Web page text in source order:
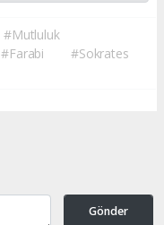
#Mutluluk
#Farabi
#Sokrates
Gönder